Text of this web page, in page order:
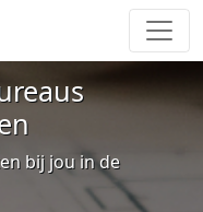
bij jou in de